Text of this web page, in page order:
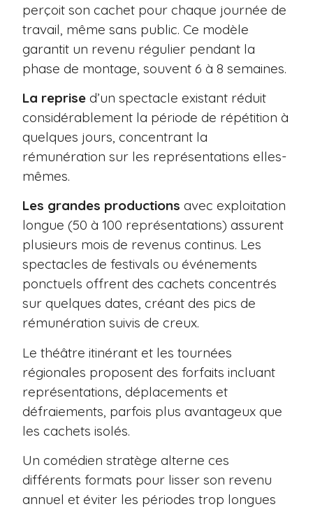
perçoit son cachet pour chaque journée de
travail, même sans public. Ce modèle
garantit un revenu régulier pendant la
phase de montage, souvent 6 à 8 semaines.
La reprise d’un spectacle existant réduit
considérablement la période de répétition à
quelques jours, concentrant la
rémunération sur les représentations elles-
mêmes.
Les grandes productions avec exploitation
longue (50 à 100 représentations) assurent
plusieurs mois de revenus continus. Les
spectacles de festivals ou événements
ponctuels offrent des cachets concentrés
sur quelques dates, créant des pics de
rémunération suivis de creux.
Le théâtre itinérant et les tournées
régionales proposent des forfaits incluant
représentations, déplacements et
défraiements, parfois plus avantageux que
les cachets isolés.
Un comédien stratège alterne ces
différents formats pour lisser son revenu
annuel et éviter les périodes trop longues